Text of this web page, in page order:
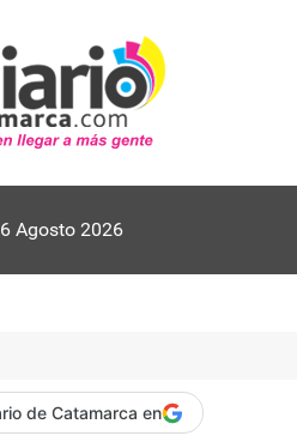
Agosto 2026
de Catamarca en